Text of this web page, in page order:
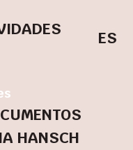
HANSCH
ES